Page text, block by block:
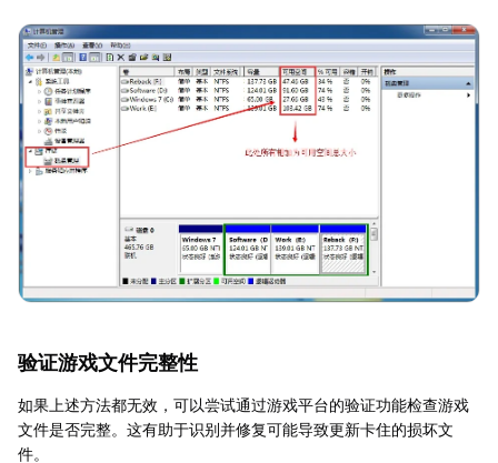
验证游戏文件完整性
如果上述方法都无效，可以尝试通过游戏平台的验证功能检查游戏
文件是否完整。这有助于识别并修复可能导致更新卡住的损坏文
件。